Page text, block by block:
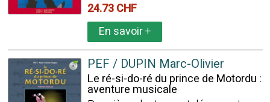
24.73 CHF
En savoir+
PEF / DUPIN Marc-Olivier
Le ré-si-do-ré du prince de Motordu :
aventure musicale